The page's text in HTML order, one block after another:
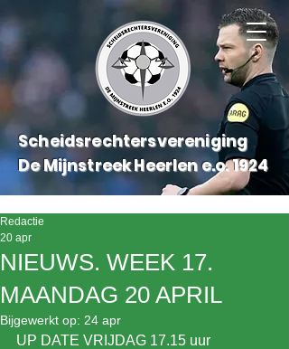
Scheidsrechtersvereniging
De Mijnstreek Heerlen e.o.1924
NIEUWS. WEEK 17.
MAANDAG 20 APRIL
Redactie
20 apr
Bijgewerkt op: 24 apr
UP DATE VRIJDAG 17.15 uur